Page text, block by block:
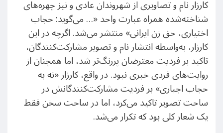
کارزار نام و تصاویری از شهروندان عادی و نیز چهره‌های
شناخته‌شده همراه عبارت واحد «… می‌گوید: حجاب
اختیاری، حق زن ایرانی» منتشر می‌شد. اگرچه در این
کارزار، به‌واسطه انتشار نام و تصویر مشارکت‌کنندگان،
تاکید بر فردیت معترضان پررنگ‌تر شد، اما همچنان از
روایت‌های فردی خبری نبود. در واقع، کارزار «نه به
حجاب اجباری» بر فردیت مشارکت‌کنندگانش در
ساحت تصویر تاکید می‌کرد، اما در ساحت سخن فقط
یک شعار کلی بود که تکرار می‌شد.